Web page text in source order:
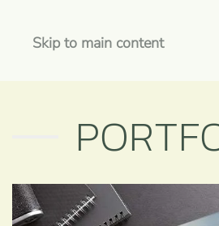
Skip to main content